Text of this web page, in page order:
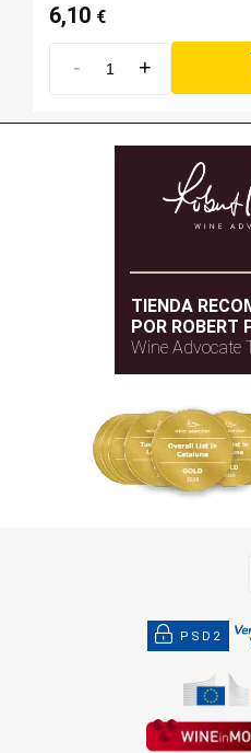
6,10 €
- +
TIENDA
POR ROBERT
Wine Advocate
PSD2